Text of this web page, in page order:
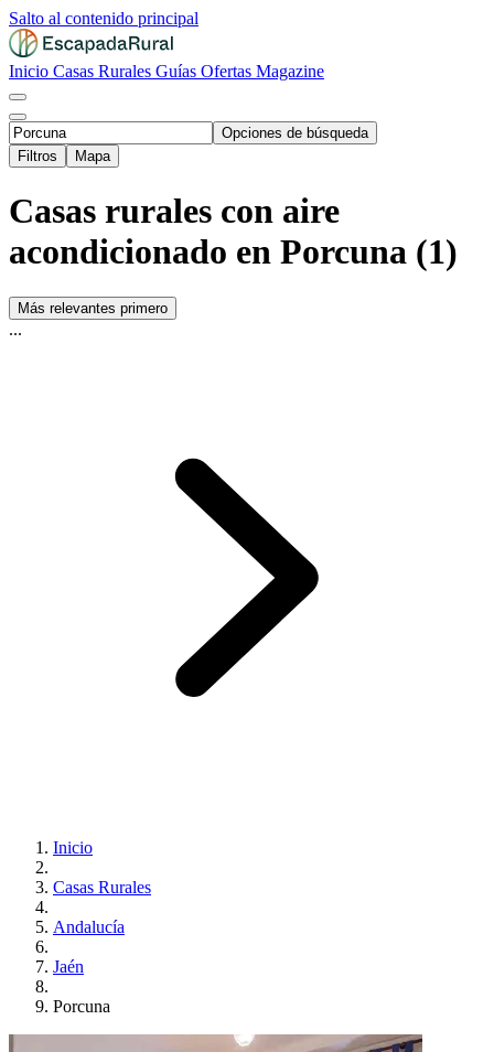
Salto al contenido principal
Inicio Casas Rurales Guías Ofertas Magazine
Opciones de búsqueda
Filtros
Mapa
Casas rurales con aire
acondicionado en Porcuna (1)
Más relevantes primero
...
Inicio
Casas Rurales
Andalucía
Jaén
Porcuna